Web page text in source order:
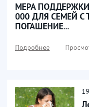
МЕРА ПОДДЕРЖКИ
000 ДЛЯ СЕМЕЙ С
ПОГАШЕНИЕ...
Подробнее
19